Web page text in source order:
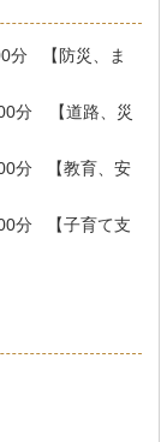
分 【防災、ま
【道路、災
【教育、安
【子育て支